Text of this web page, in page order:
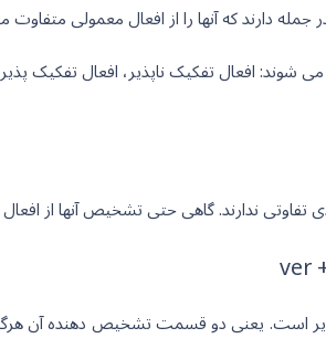
دارند که آنها را از افعال معمولی
شوند: افعال تفکیک ناپذیر، افعال تفکیک پذیر
تفاوتی ندارند. گاهی حتی تشخیص آنها از
ver